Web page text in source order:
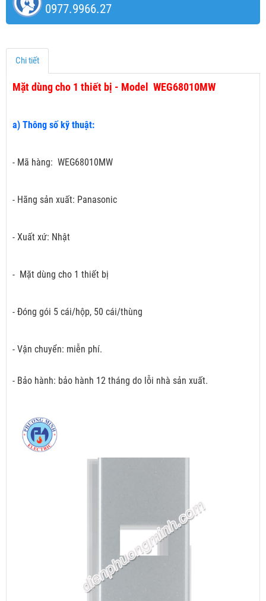
0977.9966.27
Chi tiết
Mặt dùng cho 1 thiết bị - Model WEG68010MW
a) Thông số kỹ thuật:
- Mã hàng: WEG68010MW
- Hãng sản xuất: Panasonic
- Xuất xứ: Nhật
- Mặt dùng cho 1 thiết bị
- Đóng gói 5 cái/hộp, 50 cái/thùng
- Vận chuyển: miễn phí.
- Bảo hành: bảo hành 12 tháng do lỗi nhà sản xuất.